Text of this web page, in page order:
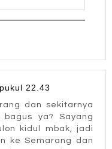
22.43
dan sekitarnya
ya? Sayang
kidul mbak, jadi
ke Semarang dan